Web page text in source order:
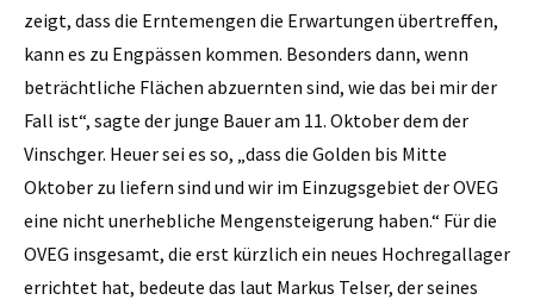
zeigt, dass die Erntemengen die Erwartungen übertreffen,
kann es zu Engpässen kommen. Besonders dann, wenn
beträchtliche Flächen abzuernten sind, wie das bei mir der
Fall ist“, sagte der junge Bauer am 11. Oktober dem der
Vinschger. Heuer sei es so, „dass die Golden bis Mitte
Oktober zu liefern sind und wir im Einzugsgebiet der OVEG
eine nicht unerhebliche Mengensteigerung haben.“ Für die
OVEG insgesamt, die erst kürzlich ein neues Hochregallager
errichtet hat, bedeute das laut Markus Telser, der seines